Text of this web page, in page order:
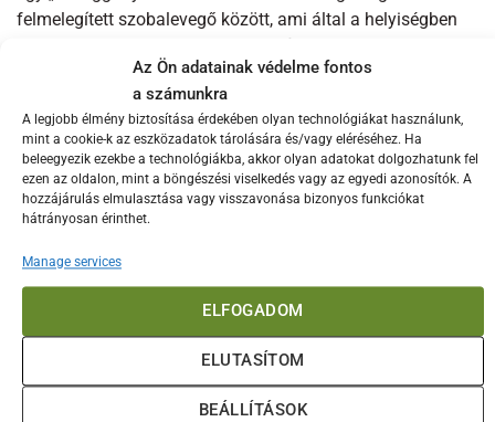
Az Ön adatainak védelme fontos
a számunkra
A legjobb élmény biztosítása érdekében olyan technológiákat használunk,
mint a cookie-k az eszközadatok tárolására és/vagy eléréséhez. Ha
beleegyezik ezekbe a technológiákba, akkor olyan adatokat dolgozhatunk fel
ezen az oldalon, mint a böngészési viselkedés vagy az egyedi azonosítók. A
hozzájárulás elmulasztása vagy visszavonása bizonyos funkciókat
hátrányosan érinthet.
Manage services
ELFOGADOM
ELUTASÍTOM
BEÁLLÍTÁSOK
felmelegített szobalevegő között, ami által a helyiségben
Az Adax fűtőpanel nem hagyományos izzószállal működik,
hanem egy speciális fűtőbetéttel, amely az izzószálaknál
jóval alacsonyabb hőmérsékleten fűt, ezáltal kevesebb
áramot fogyaszt.
A precíz elektronikus vezérlésnek köszönhetően a kívánt
fogyasztása általánosságban a fűtésteljesítmény
harmadának megfelelő kWh. Ez természetesen nem azt
jelenti, hogy a fűtőtest nem veszi fel a teljesítménye
maximumának megfelelő áramot, hanem azt, hogy az
elektronikus termosztát, mely méri a fűtendő helyiség
hőmérsékletét csak akkor kapcsol be, ha a szoba hőfoka a